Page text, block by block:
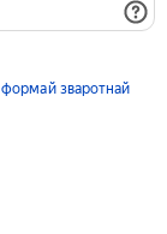
формай зваротнай